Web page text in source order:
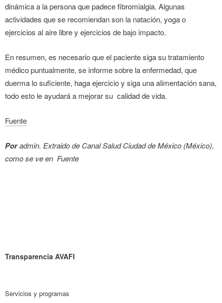
dinámica a la persona que padece fibromialgia. Algunas
actividades que se recomiendan son la natación, yoga o
ejercicios al aire libre y ejercicios de bajo impacto.
En resumen, es necesario que el paciente siga su tratamiento
médico puntualmente, se informe sobre la enfermedad, que
duerma lo suficiente, haga ejercicio y siga una alimentación sana,
todo esto le ayudará a mejorar su calidad de vida.
Fuente
Poradmin. Extraido de Canal Salud Ciudad de México (México),
como se ve en Fuente
Transparencia AVAFI
Servicios y programas